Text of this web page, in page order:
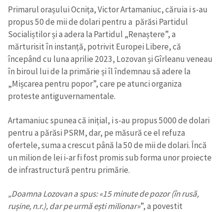
Primarul orașului Ocnița, Victor Artamaniuc, căruia i s-au
propus 50 de mii de dolari pentru a părăsi Partidul
Socialiștilor și a adera la Partidul „Renaștere”, a
mărturisit în instanță, potrivit Europei Libere, că
începând cu luna aprilie 2023, Lozovan și Gîrleanu veneau
în biroul lui de la primărie și îl îndemnau să adere la
„Mișcarea pentru popor”, care pe atunci organiza
proteste antiguvernamentale.
Artamaniuc spunea că inițial, i s-au propus 5000 de dolari
pentru a părăsi PSRM, dar, pe măsură ce el refuza
ofertele, suma a crescut până la 50 de mii de dolari. Încă
un milion de lei i-ar fi fost promis sub forma unor proiecte
de infrastructură pentru primărie.
„Doamna Lozovan a spus: «15 minute de pozor (în rusă,
rușine, n.r.), dar pe urmă ești milionar»”, a povestit